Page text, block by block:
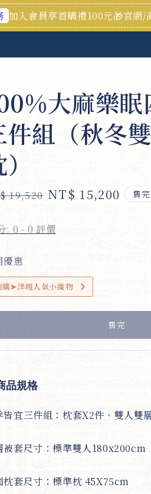
購禮100元🎁官網/高雄門市皆可
大麻樂
件組（秋冬
19,520 Sale
price
NT$ 15,200 售完
: 0 -0 評價
優惠
購➤洋嘎人氣小織物
售完
品規格
皆宜三件組： 枕套X2件、雙人雙
被套尺寸：標準雙人180x200cm
枕套尺寸：標準枕 45X75cm